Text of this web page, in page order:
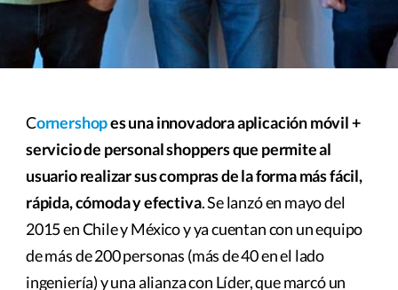
Cornershopes una innovadora aplicación móvil +
servicio de personal shoppers que permite al
usuario realizar sus compras de la forma más fácil,
rápida, cómoda y efectiva. Se lanzó en mayo del
2015 en Chile y México y ya cuentan con un equipo
de más de 200 personas (más de 40 en el lado
ingeniería) y una alianza con Líder, que marcó un